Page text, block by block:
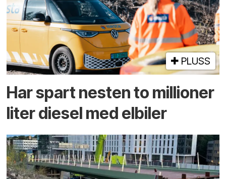
PLUSS
Har spart nesten to millioner
liter diesel med elbiler